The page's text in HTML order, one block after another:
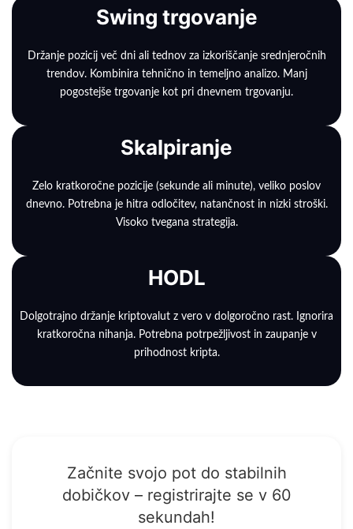
Swing trgovanje
Držanje pozicij več dni ali tednov za izkoriščanje srednjeročnih
trendov. Kombinira tehnično in temeljno analizo. Manj
pogostejše trgovanje kot pri dnevnem trgovanju.
Skalpiranje
Zelo kratkoročne pozicije (sekunde ali minute), veliko poslov
dnevno. Potrebna je hitra odločitev, natančnost in nizki stroški.
Visoko tvegana strategija.
HODL
Dolgotrajno držanje kriptovalut z vero v dolgoročno rast. Ignorira
kratkoročna nihanja. Potrebna potrpežljivost in zaupanje v
prihodnost kripta.
Začnite svojo pot do stabilnih
dobičkov – registrirajte se v 60
sekundah!